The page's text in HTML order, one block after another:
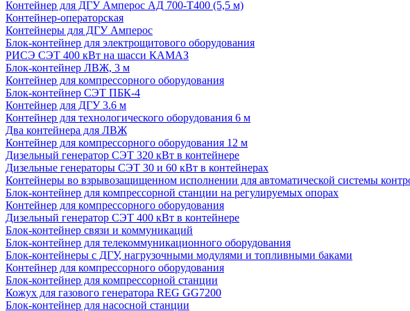
Контейнер для ДГУ Амперос АД 700-Т400 (5,5 м)
Контейнер-операторская
Контейнеры для ДГУ Амперос
Блок-контейнер для электрощитового оборудования
РИСЭ СЭТ 400 кВт на шасси КАМАЗ
Блок-контейнер ЛВЖ, 3 м
Контейнер для компрессорного оборудования
Блок-контейнер СЭТ ПБК-4
Контейнер для ДГУ 3.6 м
Контейнер для технологического оборудования 6 м
Два контейнера для ЛВЖ
Контейнер для компрессорного оборудования 12 м
Дизельный генератор СЭТ 320 кВт в контейнере
Дизельные генераторы СЭТ 30 и 60 кВт в контейнерах
Контейнеры во взрывозащищенном исполнении для автоматической системы
Блок-контейнер для компрессорной станции на регулируемых опорах
Контейнер для компрессорного оборудования
Дизельный генератор СЭТ 400 кВт в контейнере
Блок-контейнер связи и коммуникаций
Блок-контейнер для телекоммуникационного оборудования
Блок-контейнеры с ДГУ, нагрузочными модулями и топливными баками
Контейнер для компрессорного оборудования
Блок-контейнер для компрессорной станции
Кожух для газового генератора REG GG7200
Блок-контейнер для насосной станции